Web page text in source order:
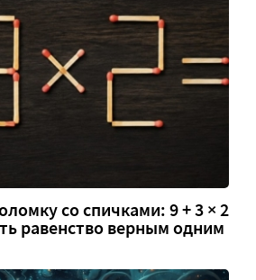
со спичками: 9 + 3 × 2
равенство верным одним